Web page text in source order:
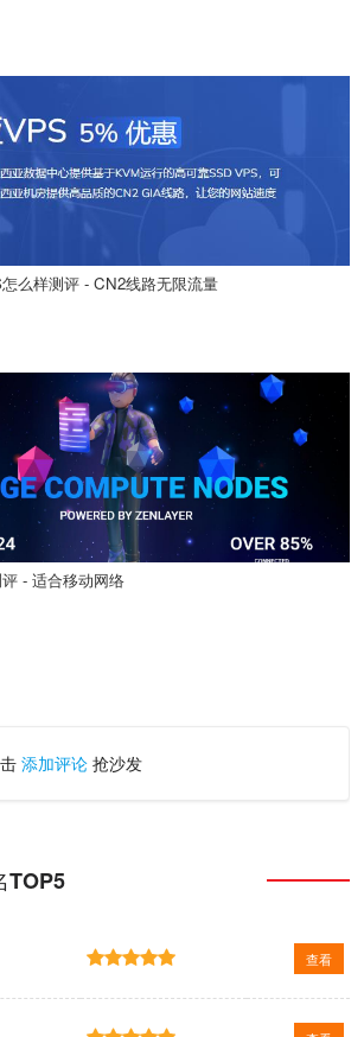
么样测评 - CN2线路无限流量
- 适合移动网络
添加评论抢沙发
TOP5
查看